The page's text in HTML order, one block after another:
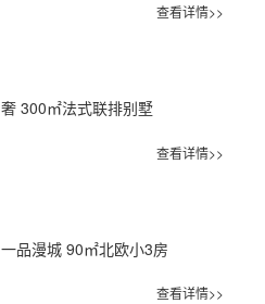
查看详情>>
奢 300㎡法式联排别墅
查看详情>>
一品漫城 90㎡北欧小3房
查看详情>>